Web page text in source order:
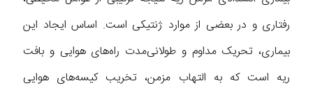
رفتاری و در بعضی از موارد ژنتیکی است. اساس ایجاد این
بیماری، تحریک مداوم و طولانی‌مدت راه‌های هوایی و بافت
ریه است که به التهاب مزمن، تخریب کیسه‌های هوایی